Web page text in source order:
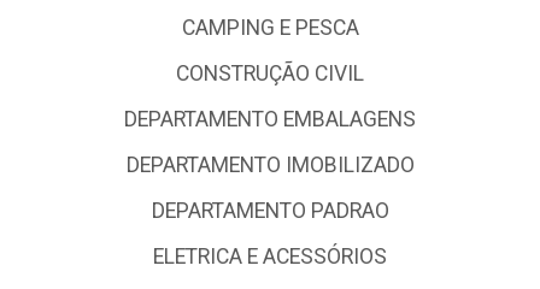
CAMPING E PESCA
CONSTRUÇÃO CIVIL
DEPARTAMENTO EMBALAGENS
DEPARTAMENTO IMOBILIZADO
DEPARTAMENTO PADRAO
ELETRICA E ACESSÓRIOS